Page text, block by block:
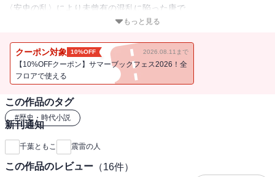
〈安史の乱〉により未曾有の混乱に陥った唐で、
言葉の力を信じ、戦禍の流れを変えるべく奔走した顔季明。
采春の兄の張永は叛乱軍との戦へ身を投じた。
袂を分かった兄妹の運命は戦場にて思わぬ形で交差する――。
言葉の力で世を動かしたいという一心で文官を志す名家の青年と、
理不尽な理由で世間からつまはじきにされてきた地方の兄妹の
運命の出会いが唐の歴史を大きく動かす。
手に汗握るアクション、ハラハラする謀略、
そしてかけがえのない友情と愛情・・・・・・。
そのすべてが詰まった、圧倒的スケールの武侠小説登場！
もっと見る
クーポン対象 10%OFF 2026.08.11まで
【10%OFFクーポン】サマーブックフェス2026！全
フロアで使える
この作品のタグ
#歴史・時代小説
新刊通知
千葉ともこ 震雷の人
この作品のレビュー （16件）